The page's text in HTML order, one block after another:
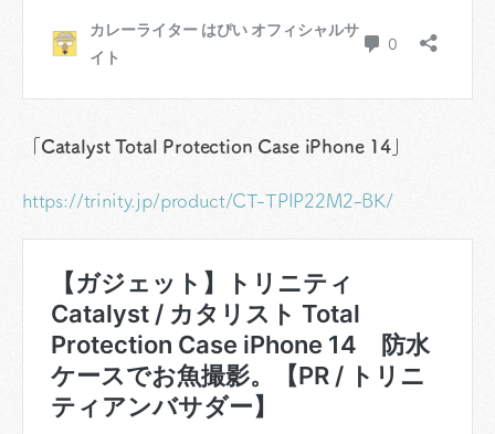
「Catalyst Total Protection Case iPhone 14」
https://trinity.jp/product/CT-TPIP22M2-BK/